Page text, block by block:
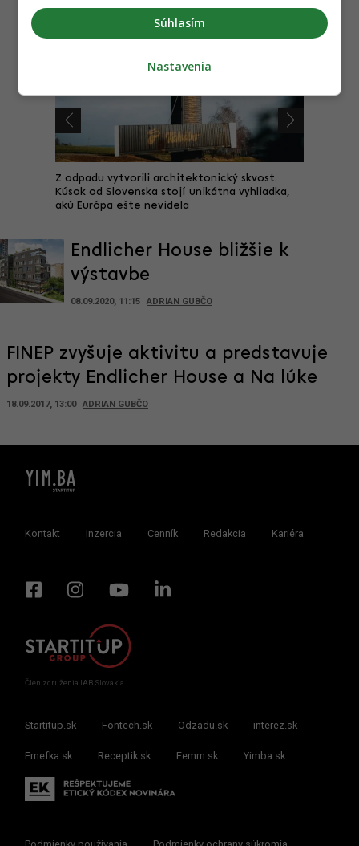
Z odpadu vytvorili architektonický skvost.
Kúsok od Slovenska stojí unikátna vyhliadka,
akú Európa ešte nevidela
Endlicher House bližšie k
výstavbe
08.09.2020, 11:15 ADRIAN GUBČO
FINEP zvyšuje aktivitu a predstavuje
projekty Endlicher House a Na lúke
18.09.2017, 13:00 ADRIAN GUBČO
Kontakt Inzercia Cenník Redakcia Kariéra
Člen združenia IAB Slovakia
Startitup.sk Fontech.sk Odzadu.sk interez.sk
Emefka.sk Receptik.sk Femm.sk Yimba.sk
Súhlasím
Nastavenia